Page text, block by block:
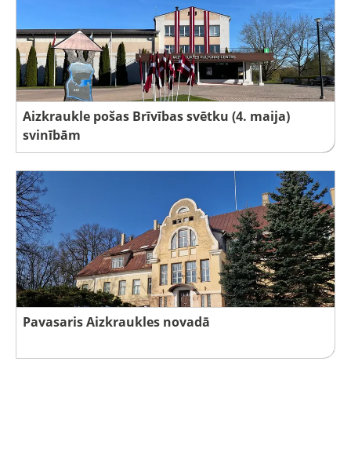
Aizkraukle pošas Brīvības svētku (4. maija)
svinībām
Pavasaris Aizkraukles novadā